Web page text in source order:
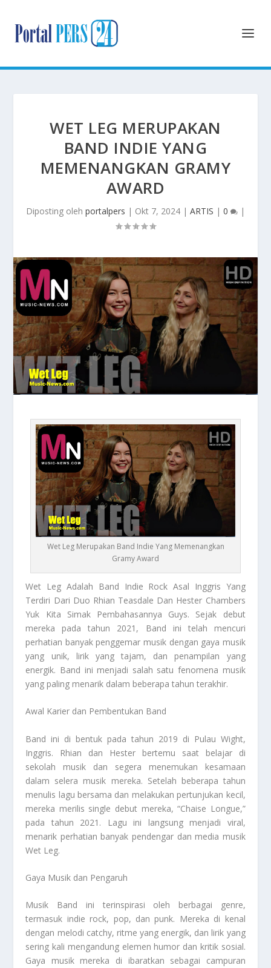
WET LEG MERUPAKAN
BAND INDIE YANG
MEMENANGKAN GRAMY
AWARD
Diposting oleh portalpers | Okt 7, 2024 | ARTIS | 0 |
Wet Leg Merupakan Band Indie Yang Memenangkan
Gramy Award
Wet Leg Adalah Band Indie Rock Asal Inggris Yang
Terdiri Dari Duo Rhian Teasdale Dan Hester Chambers
Yuk Kita Simak Pembahasannya Guys. Sejak debut
mereka pada tahun 2021, Band ini telah mencuri
perhatian banyak penggemar musik dengan gaya musik
yang unik, lirik yang tajam, dan penampilan yang
energik. Band ini menjadi salah satu fenomena musik
yang paling menarik dalam beberapa tahun terakhir.
Awal Karier dan Pembentukan Band
Band ini di bentuk pada tahun 2019 di Pulau Wight,
Inggris. Rhian dan Hester bertemu saat belajar di
sekolah musik dan segera menemukan kesamaan
dalam selera musik mereka. Setelah beberapa tahun
menulis lagu bersama dan melakukan pertunjukan kecil,
mereka merilis single debut mereka, “Chaise Longue,”
pada tahun 2021. Lagu ini langsung menjadi viral,
menarik perhatian banyak pendengar dan media musik
Wet Leg.
Gaya Musik dan Pengaruh
Musik Band ini terinspirasi oleh berbagai genre,
termasuk indie rock, pop, dan punk. Mereka di kenal
dengan melodi catchy, ritme yang energik, dan lirik yang
sering kali mengandung elemen humor dan kritik sosial.
Gaya musik mereka di ibaratkan sebagai campuran